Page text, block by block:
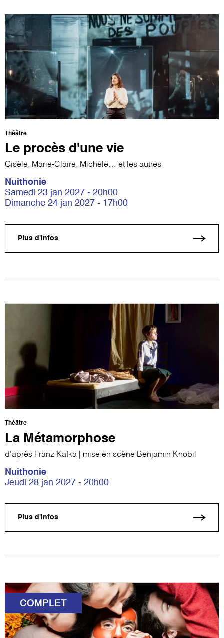
Théâtre
Le procès d'une vie
Gisèle, Marie-Claire, Michèle… et les autres
Nuithonie
Samedi 23 jan 2027 - 20h00
Dimanche 24 jan 2027 - 17h00
Plus d'infos
Théâtre
La Métamorphose
d'après Franz Kafka | mise en scène Benjamin Knobil
Nuithonie
Jeudi 28 jan 2027 - 20h00
Plus d'infos
COMPLET